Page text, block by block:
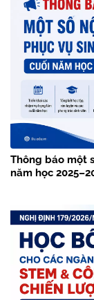
Thông báo một
năm học